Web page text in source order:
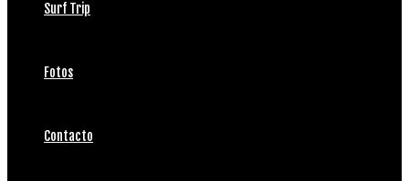
Surf Trip
Fotos
Contacto